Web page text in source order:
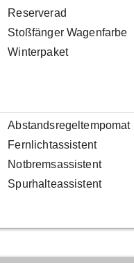
Reserverad
Stoßfänger Wagenfarbe
Winterpaket
Abstandsregeltempomat
Fernlichtassistent
Notbremsassistent
Spurhalteassistent